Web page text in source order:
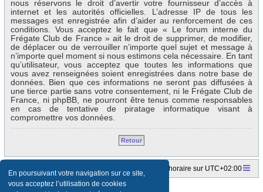
En poursuivant votre navigation sur ce site,
vous acceptez l’utilisation de cookies
nous réservons le droit d’avertir votre fournisseur d’accès à
internet et les autorités officielles. L’adresse IP de tous les
messages est enregistrée afin d’aider au renforcement de ces
conditions. Vous acceptez le fait que « Le forum interne du
Frégate Club de France » ait le droit de supprimer, de modifier,
de déplacer ou de verrouiller n’importe quel sujet et message à
n’importe quel moment si nous estimons cela nécessaire. En tant
qu’utilisateur, vous acceptez que toutes les informations que
vous avez renseignées soient enregistrées dans notre base de
données. Bien que ces informations ne seront pas diffusées à
une tierce partie sans votre consentement, ni le Frégate Club de
France, ni phpBB, ne pourront être tenus comme responsables
en cas de tentative de piratage informatique visant à
compromettre vos données.
Retour
Accueil du forum Fuseau horaire sur UTC+02:00